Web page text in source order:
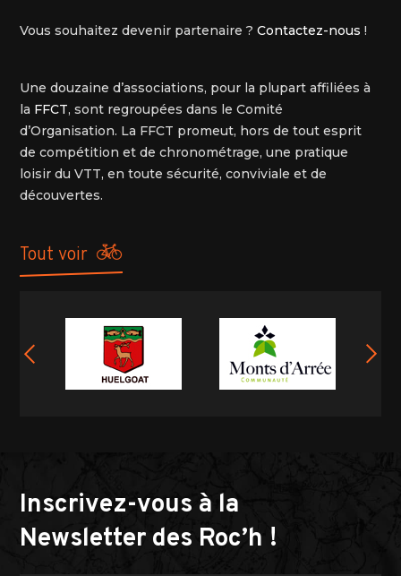
Vous souhaitez devenir partenaire ?Contactez-nous !
Une douzaine d’associations, pour la plupart affiliées à
la FFCT, sont regroupées dans le Comité
d’Organisation. La FFCT promeut, hors de tout esprit
de compétition et de chronométrage, une pratique
loisir du VTT, en toute sécurité, conviviale et de
découvertes.
tout voir
Inscrivez-vous à la
Newsletter des Roc’h !